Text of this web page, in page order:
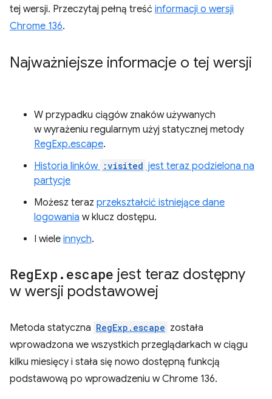
tej wersji. Przeczytaj pełną treść informacji o wersji
Chrome 136.
Najważniejsze informacje o tej wersji
W przypadku ciągów znaków używanych
w wyrażeniu regularnym użyj statycznej metody
RegExp.escape.
Historia linków :visited jest teraz podzielona na
partycje
Możesz teraz przekształcić istniejące dane
logowania w klucz dostępu.
I wiele innych.
RegExp . escape jest teraz dostępny
w wersji podstawowej
Metoda statyczna RegExp.escape została
wprowadzona we wszystkich przeglądarkach w ciągu
kilku miesięcy i stała się nowo dostępną funkcją
podstawową po wprowadzeniu w Chrome 136.